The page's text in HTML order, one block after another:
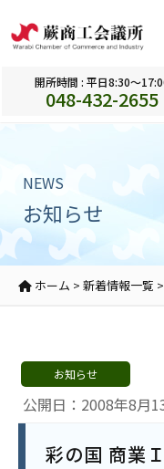
開所時間 : 平日8:30～
048-432-2655
NEWS
お知らせ
ホーム > 新着情報一覧 >
公開日：2008年8月
お知らせ
彩の国 商業